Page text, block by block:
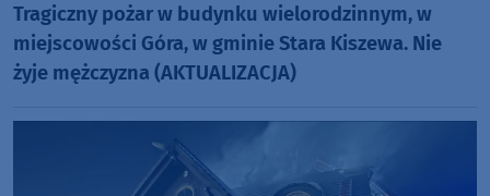
Tragiczny pożar w budynku wielorodzinnym, w
miejscowości Góra, w gminie Stara Kiszewa. Nie
żyje mężczyzna (AKTUALIZACJA)